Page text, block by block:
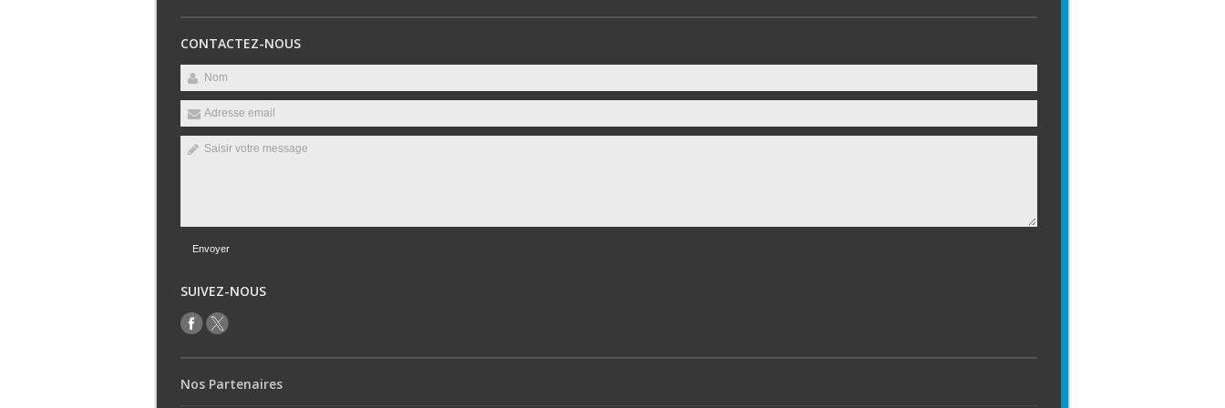
CONTACTEZ-NOUS
Envoyer
SUIVEZ-NOUS
Nos Partenaires